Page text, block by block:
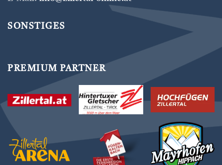
SONSTIGES
PREMIUM PARTNER